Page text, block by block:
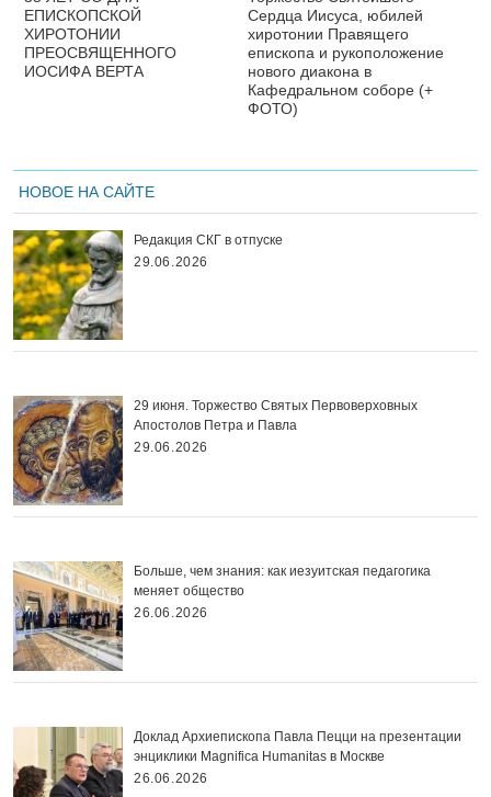
ЕПИСКОПСКОЙ
ХИРОТОНИИ
ПРЕОСВЯЩЕННОГО
ИОСИФА ВЕРТА
Сердца Иисуса, юбилей
хиротонии Правящего
епископа и рукоположение
нового диакона в
Кафедральном соборе (+
ФОТО)
НОВОЕ НА САЙТЕ
Редакция СКГ в отпуске
29.06.2026
29 июня. Торжество Святых Первоверховных
Апостолов Петра и Павла
29.06.2026
Больше, чем знания: как иезуитская педагогика
меняет общество
26.06.2026
Доклад Архиепископа Павла Пецци на презентации
энциклики Magnifica Нumanitas в Москве
26.06.2026